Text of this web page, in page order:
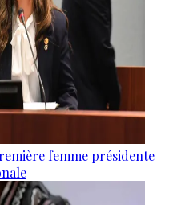
femme présidente